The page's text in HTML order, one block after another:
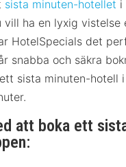
sista minuten-hotellet i
vill ha en lyxig vistelse
HotelSpecials det
snabba och säkra
sista minuten-hotell
att boka ett